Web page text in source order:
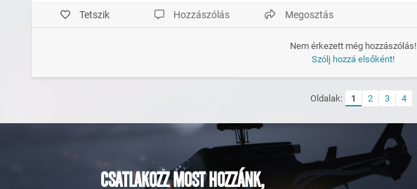
Tetszik Hozzászólás Megosztás
Nem érkezett még hozzászólás!
Szólj hozzá elsőként!
Oldalak: 1 2 3 4
CSATLAKOZZ MOST HOZZÁNK,